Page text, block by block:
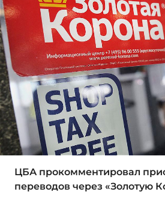
ЦБА прокомментировал
переводов через «Золотую